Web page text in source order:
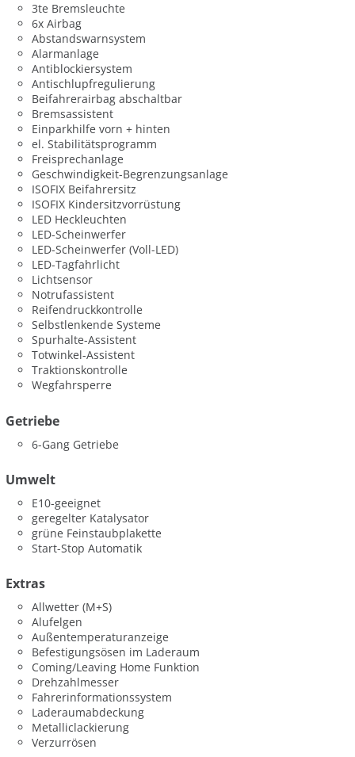
3te Bremsleuchte
6x Airbag
Abstandswarnsystem
Alarmanlage
Antiblockiersystem
Antischlupfregulierung
Beifahrerairbag abschaltbar
Bremsassistent
Einparkhilfe vorn + hinten
el. Stabilitätsprogramm
Freisprechanlage
Geschwindigkeit-Begrenzungsanlage
ISOFIX Beifahrersitz
ISOFIX Kindersitzvorrüstung
LED Heckleuchten
LED-Scheinwerfer
LED-Scheinwerfer (Voll-LED)
LED-Tagfahrlicht
Lichtsensor
Notrufassistent
Reifendruckkontrolle
Selbstlenkende Systeme
Spurhalte-Assistent
Totwinkel-Assistent
Traktionskontrolle
Wegfahrsperre
Getriebe
6-Gang Getriebe
Umwelt
E10-geeignet
geregelter Katalysator
grüne Feinstaubplakette
Start-Stop Automatik
Extras
Allwetter (M+S)
Alufelgen
Außentemperaturanzeige
Befestigungsösen im Laderaum
Coming/Leaving Home Funktion
Drehzahlmesser
Fahrerinformationssystem
Laderaumabdeckung
Metalliclackierung
Verzurrösen